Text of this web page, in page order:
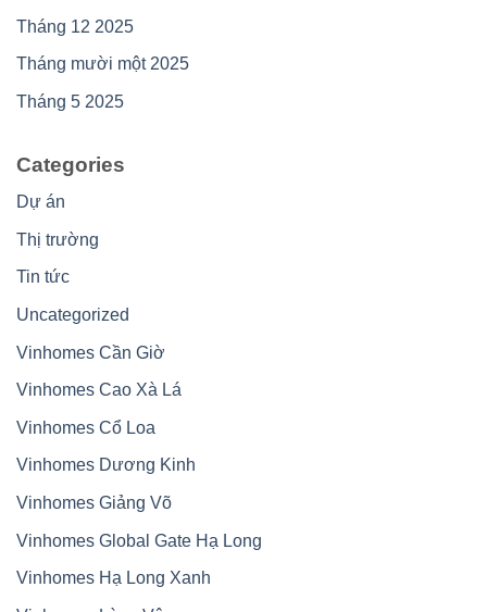
Tháng 12 2025
Tháng mười một 2025
Tháng 5 2025
Categories
Dự án
Thị trường
Tin tức
Uncategorized
Vinhomes Cần Giờ
Vinhomes Cao Xà Lá
Vinhomes Cổ Loa
Vinhomes Dương Kinh
Vinhomes Giảng Võ
Vinhomes Global Gate Hạ Long
Vinhomes Hạ Long Xanh